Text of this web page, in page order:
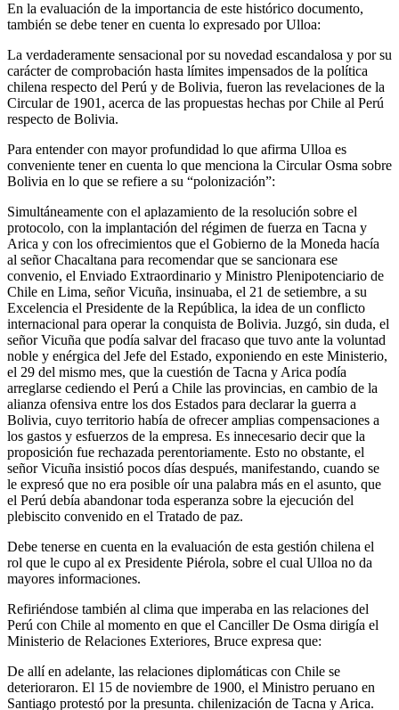
En la evaluación de la importancia de este histórico documento,
también se debe tener en cuenta lo expresado por Ulloa:
La verdaderamente sensacional por su novedad escandalosa y por su
carácter de comprobación hasta límites impensados de la política
chilena respecto del Perú y de Bolivia, fueron las revelaciones de la
Circular de 1901, acerca de las propuestas hechas por Chile al Perú
respecto de Bolivia.
Para entender con mayor profundidad lo que afirma Ulloa es
conveniente tener en cuenta lo que menciona la Circular Osma sobre
Bolivia en lo que se refiere a su “polonización”:
Simultáneamente con el aplazamiento de la resolución sobre el
protocolo, con la implantación del régimen de fuerza en Tacna y
Arica y con los ofrecimientos que el Gobierno de la Moneda hacía
al señor Chacaltana para recomendar que se sancionara ese
convenio, el Enviado Extraordinario y Ministro Plenipotenciario de
Chile en Lima, señor Vicuña, insinuaba, el 21 de setiembre, a su
Excelencia el Presidente de la República, la idea de un conflicto
internacional para operar la conquista de Bolivia. Juzgó, sin duda, el
señor Vicuña que podía salvar del fracaso que tuvo ante la voluntad
noble y enérgica del Jefe del Estado, exponiendo en este Ministerio,
el 29 del mismo mes, que la cuestión de Tacna y Arica podía
arreglarse cediendo el Perú a Chile las provincias, en cambio de la
alianza ofensiva entre los dos Estados para declarar la guerra a
Bolivia, cuyo territorio había de ofrecer amplias compensaciones a
los gastos y esfuerzos de la empresa. Es innecesario decir que la
proposición fue rechazada perentoriamente. Esto no obstante, el
señor Vicuña insistió pocos días después, manifestando, cuando se
le expresó que no era posible oír una palabra más en el asunto, que
el Perú debía abandonar toda esperanza sobre la ejecución del
plebiscito convenido en el Tratado de paz.
Debe tenerse en cuenta en la evaluación de esta gestión chilena el
rol que le cupo al ex Presidente Piérola, sobre el cual Ulloa no da
mayores informaciones.
Refiriéndose también al clima que imperaba en las relaciones del
Perú con Chile al momento en que el Canciller De Osma dirigía el
Ministerio de Relaciones Exteriores, Bruce expresa que:
De allí en adelante, las relaciones diplomáticas con Chile se
deterioraron. El 15 de noviembre de 1900, el Ministro peruano en
Santiago protestó por la presunta. chilenización de Tacna y Arica.